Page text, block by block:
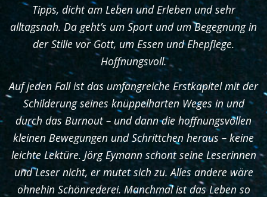
Tipps, dicht am Leben und Erleben und sehr
alltagsnah. Da geht’s um Sport und um Begegnung in
der Stille vor Gott, um Essen und Ehepflege.
Hoffnungsvoll.
Auf jeden Fall ist das umfangreiche Erstkapitel mit der
Schilderung seines knüppelharten Weges in und
durch das Burnout – und dann die hoffnungsvollen
kleinen Bewegungen und Schrittchen heraus – keine
leichte Lektüre. Jörg Eymann schont seine Leserinnen
und Leser nicht, er mutet sich zu. Alles andere wäre
ohnehin Schönrederei. Manchmal ist das Leben so